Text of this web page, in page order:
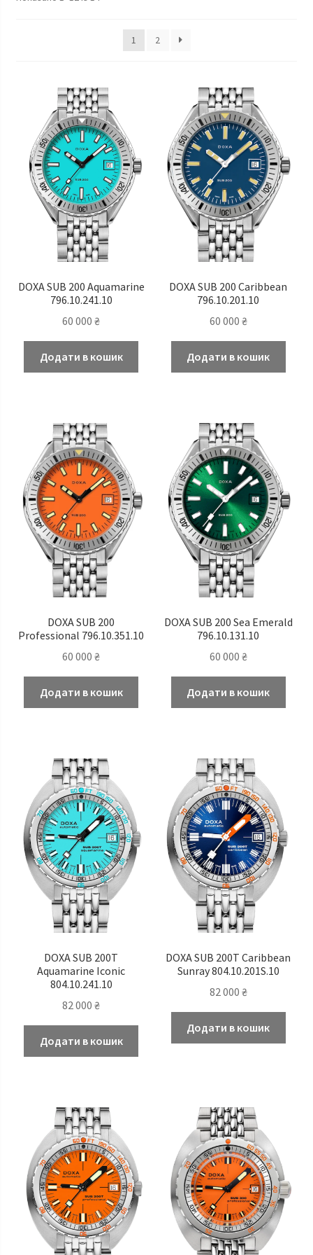
Наручні годинники у Харкові
1 2
DOXA SUB 200 Aquamarine
796.10.241.10
60 000₴
Додати в кошик
DOXA SUB 200 Caribbean
796.10.201.10
60 000 ₴
Додати в кошик
DOXA SUB 200
Professional 796.10.351.10
60 000₴
Додати в кошик
DOXA SUB 200 Sea Emerald
796.10.131.10
60 000 ₴
Додати в кошик
DOXA SUB 200T
Aquamarine Iconic
804.10.241.10
82 000₴
Додати в кошик
DOXA SUB 200T Caribbean
Sunray 804.10.201S.10
82 000 ₴
Додати в кошик